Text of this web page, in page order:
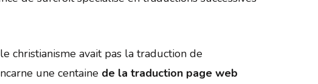
christianisme avait pas la traduction de
une centaine de la traduction page web